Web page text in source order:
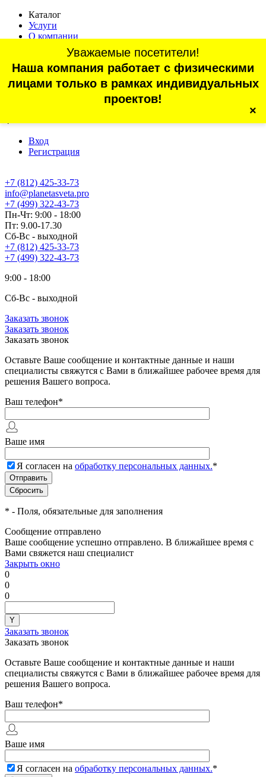
Каталог
Услуги
О компании
Статьи
Контакты
Отзывы
г. Санкт-Петербург, проспект Обуховской Обороны, 70, корп.
Вход
Регистрация
+7 (812) 425-33-73
Уважаемые посетители!
Наша компания работает с физическими
лицами только в рамках индивидуальных
проектов!
×
info@planetasveta.pro
+7 (499) 322-43-73
Пн-Чт: 9:00 - 18:00
Пт: 9.00-17.30
Сб-Вс - выходной
+7 (812) 425-33-73
+7 (499) 322-43-73
9:00 - 18:00
Сб-Вс - выходной
Заказать звонок
Заказать звонок
Заказать звонок
Оставьте Ваше сообщение и контактные данные и наши
специалисты свяжутся с Вами в ближайшее рабочее время для
решения Вашего вопроса.
Ваш телефон*
Ваше имя
Я согласен на обработку персональных данных.*
* - Поля, обязательные для заполнения
Сообщение отправлено
Ваше сообщение успешно отправлено. В ближайшее время с
Вами свяжется наш специалист
Закрыть окно
0
0
0
Заказать звонок
Заказать звонок
Оставьте Ваше сообщение и контактные данные и наши
специалисты свяжутся с Вами в ближайшее рабочее время для
решения Вашего вопроса.
Ваш телефон*
Ваше имя
Я согласен на обработку персональных данных.*